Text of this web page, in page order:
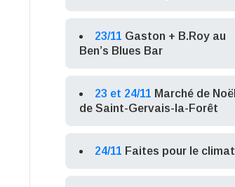
23/11 Gaston + B.Roy au
Ben’s Blues Bar
23 et 24/11 Marché de Noël
de Saint-Gervais-la-Forêt
24/11 Faites pour le climat